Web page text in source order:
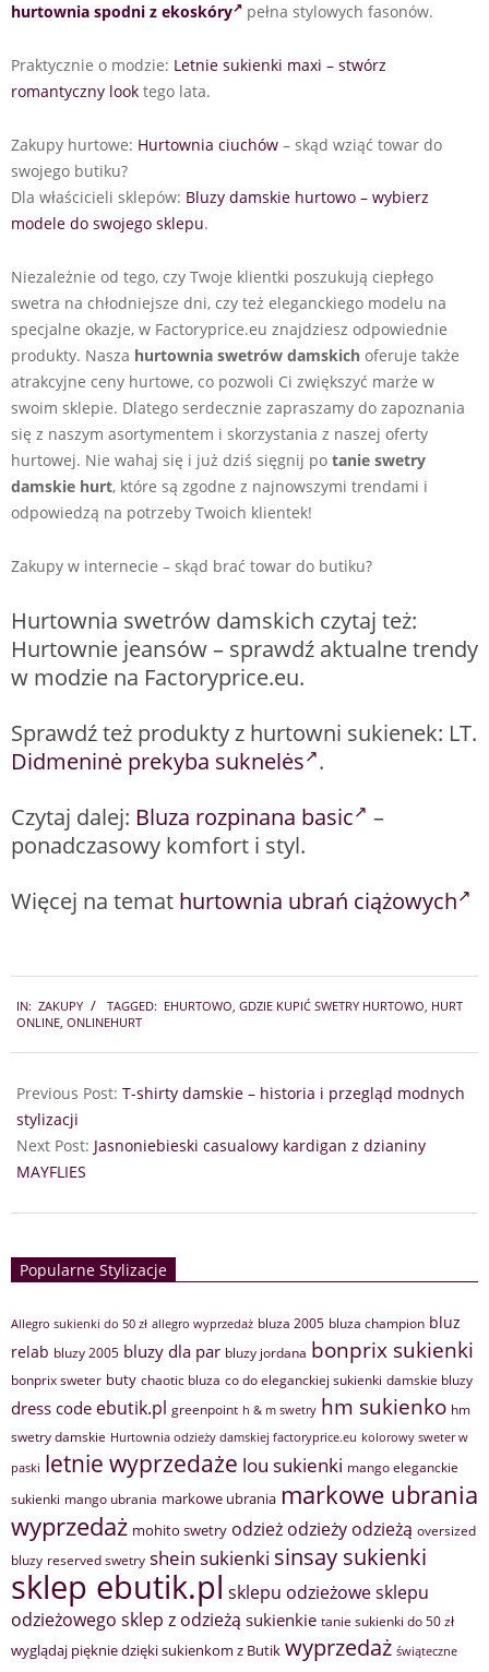
hurtownia spodni z ekoskóry
pełna stylowych fasonów.
Praktycznie o modzie: Letnie sukienki maxi – stwórz
romantyczny look tego lata.
Zakupy hurtowe: Hurtownia ciuchów – skąd wziąć towar do
swojego butiku?
Dla właścicieli sklepów: Bluzy damskie hurtowo – wybierz
modele do swojego sklepu.
Niezależnie od tego, czy Twoje klientki poszukują ciepłego
swetra na chłodniejsze dni, czy też eleganckiego modelu na
specjalne okazje, w Factoryprice.eu znajdziesz odpowiednie
produkty. Nasza hurtownia swetrów damskich oferuje także
atrakcyjne ceny hurtowe, co pozwoli Ci zwiększyć marże w
swoim sklepie. Dlatego serdecznie zapraszamy do zapoznania
się z naszym asortymentem i skorzystania z naszej oferty
hurtowej. Nie wahaj się i już dziś sięgnij po tanie swetry
damskie hurt, które są zgodne z najnowszymi trendami i
odpowiedzą na potrzeby Twoich klientek!
Zakupy w internecie – skąd brać towar do butiku?
Hurtownia swetrów damskich czytaj też:
Hurtownie jeansów – sprawdź aktualne trendy
w modzie na Factoryprice.eu.
Sprawdź też produkty z hurtowni sukienek: LT.
Didmeninė prekyba suknelės .
Czytaj dalej: Bluza rozpinana basic
–
ponadczasowy komfort i styl.
Więcej na temat hurtownia ubrań ciążowych
08-
IN: ZAKUPY TAGGED: EHURTOWO, GDZIE KUPIĆ SWETRY HURTOWO, HURT
ONLINE, ONLINEHURT
Previous Post: T-shirty damskie – historia i przegląd modnych
stylizacji
Next Post: Jasnoniebieski casualowy kardigan z dzianiny
MAYFLIES
Popularne Stylizacje
Allegro sukienki do 50 zł allegro wyprzedaż bluza 2005 bluza champion bluz
relab bluzy 2005 bluzy dla par bluzy jordana bonprix sukienki
bonprix sweter buty chaotic bluza co do eleganckiej sukienki damskie bluzy
dress code ebutik.pl greenpoint h & m swetry hm sukienko hm
swetry damskie Hurtownia odzieży damskiej factoryprice.eu kolorowy sweter w
paski letnie wyprzedaże lou sukienki mango eleganckie
sukienki mango ubrania markowe ubrania markowe ubrania
wyprzedaż mohito swetry odzież odzieży odzieżą oversized
bluzy reserved swetry shein sukienki sinsay sukienki
sklep ebutik.pl sklepu odzieżowesklepu
odzieżowego sklep z odzieżą sukienkie tanie sukienki do 50 zł
wyglądaj pięknie dzięki sukienkom z Butik wyprzedaż świąteczne